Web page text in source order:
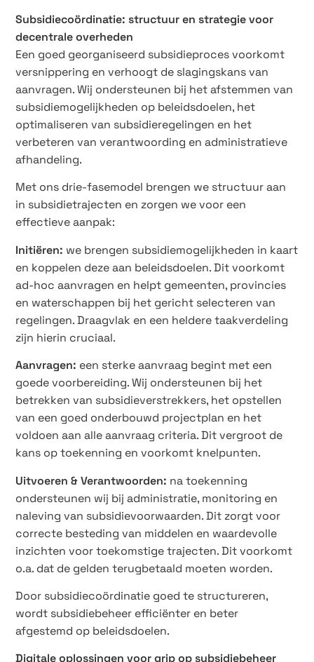
Subsidiecoördinatie: structuur en strategie voor
decentrale overheden
Een goed georganiseerd subsidieproces voorkomt
versnippering en verhoogt de slagingskans van
aanvragen. Wij ondersteunen bij het afstemmen van
subsidiemogelijkheden op beleidsdoelen, het
optimaliseren van subsidieregelingen en het
verbeteren van verantwoording en administratieve
afhandeling.
Met ons drie-fasemodel brengen we structuur aan
in subsidietrajecten en zorgen we voor een
effectieve aanpak:
Initiëren: we brengen subsidiemogelijkheden in kaart
en koppelen deze aan beleidsdoelen. Dit voorkomt
ad-hoc aanvragen en helpt gemeenten, provincies
en waterschappen bij het gericht selecteren van
regelingen. Draagvlak en een heldere taakverdeling
zijn hierin cruciaal.
Aanvragen: een sterke aanvraag begint met een
goede voorbereiding. Wij ondersteunen bij het
betrekken van subsidieverstrekkers, het opstellen
van een goed onderbouwd projectplan en het
voldoen aan alle aanvraag criteria. Dit vergroot de
kans op toekenning en voorkomt knelpunten.
Uitvoeren & Verantwoorden: na toekenning
ondersteunen wij bij administratie, monitoring en
naleving van subsidievoorwaarden. Dit zorgt voor
correcte besteding van middelen en waardevolle
inzichten voor toekomstige trajecten. Dit voorkomt
o.a. dat de gelden terugbetaald moeten worden.
Door subsidiecoördinatie goed te structureren,
wordt subsidiebeheer efficiënter en beter
afgestemd op beleidsdoelen.
Digitale oplossingen voor grip op subsidiebeheer